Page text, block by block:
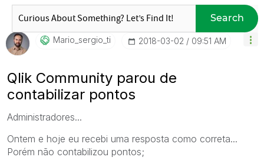
Search
Mario_sergio_ti ‎2018-03-02 09:51 AM
Qlik Community parou de
contabilizar pontos
Administradores...
Ontem e hoje eu recebi uma resposta como correta...
Porém não contabilizou pontos;